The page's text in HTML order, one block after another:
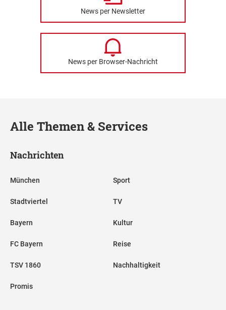
News per Newsletter
News per Browser-Nachricht
Alle Themen & Services
Nachrichten
München
Stadtviertel
Bayern
FC Bayern
TSV 1860
Promis
Sport
TV
Kultur
Reise
Nachhaltigkeit